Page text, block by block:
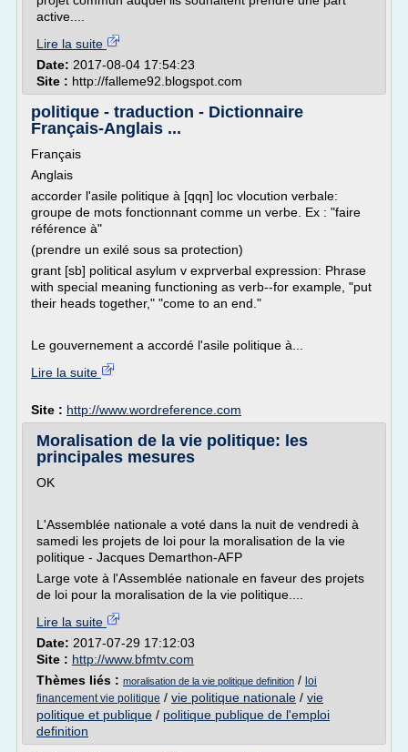
active....
Lire la suite
Date: 2017-08-04 17:54:23
Site : http://falleme92.blogspot.com
politique - traduction - Dictionnaire
Français-Anglais ...
Français
Anglais
accorder l'asile politique à [qqn] loc vlocution verbale:
groupe de mots fonctionnant comme un verbe. Ex : "faire
référence à"
(prendre un exilé sous sa protection)
grant [sb] political asylum v exprverbal expression: Phrase
with special meaning functioning as verb--for example, "put
their heads together," "come to an end."
Le gouvernement a accordé l'asile politique à...
Lire la suite
Site : http://www.wordreference.com
Moralisation de la vie politique: les
principales mesures
OK
L'Assemblée nationale a voté dans la nuit de vendredi à
samedi les projets de loi pour la moralisation de la vie
politique - Jacques Demarthon-AFP
Large vote à l'Assemblée nationale en faveur des projets
de loi pour la moralisation de la vie politique....
Lire la suite
Date: 2017-07-29 17:12:03
Site : http://www.bfmtv.com
Thèmes liés : moralisation de la vie politique definition / loi
financement vie politique / vie politique nationale / vie
politique et publique / politique publique de l'emploi
definition